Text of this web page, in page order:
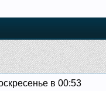
в 00:53